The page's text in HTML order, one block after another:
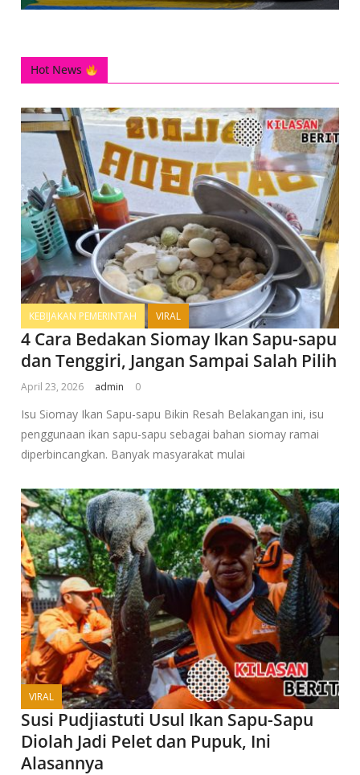
Hot News
KEBIJAKAN PEMERINTAH VIRAL
4 Cara Bedakan Siomay Ikan Sapu-sapu
dan Tenggiri, Jangan Sampai Salah Pilih
April 23, 2026 admin 0
Isu Siomay Ikan Sapu-sapu Bikin Resah Belakangan ini, isu
penggunaan ikan sapu-sapu sebagai bahan siomay ramai
diperbincangkan. Banyak masyarakat mulai
VIRAL
Susi Pudjiastuti Usul Ikan Sapu-Sapu
Diolah Jadi Pelet dan Pupuk, Ini
Alasannya